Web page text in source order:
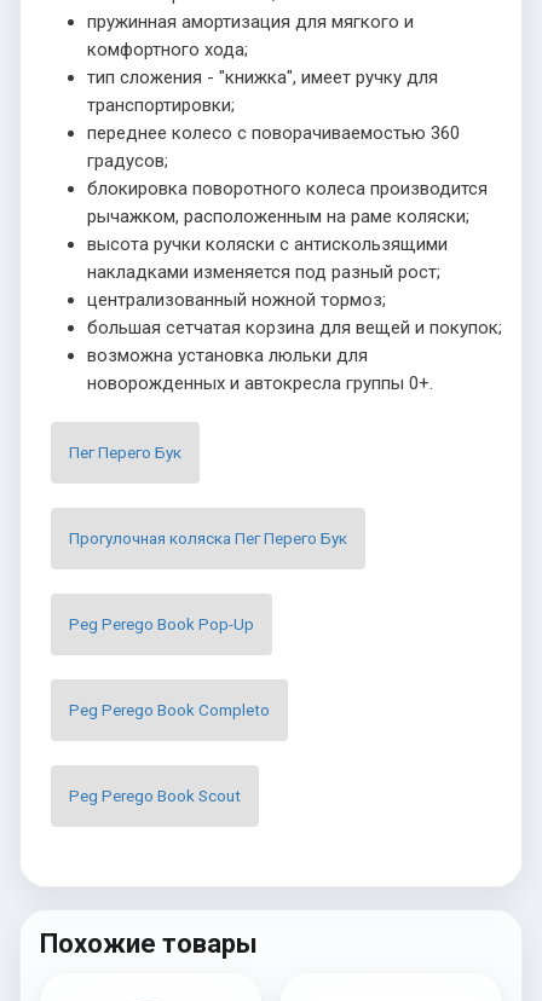
пружинная амортизация для мягкого и
комфортного хода;
тип сложения - "книжка", имеет ручку для
транспортировки;
переднее колесо с поворачиваемостью 360
градусов;
блокировка поворотного колеса производится
рычажком, расположенным на раме коляски;
высота ручки коляски с антискользящими
накладками изменяется под разный рост;
централизованный ножной тормоз;
большая сетчатая корзина для вещей и покупок;
возможна установка люльки для
новорожденных и автокресла группы 0+.
Пег Перего Бук
Прогулочная коляска Пег Перего Бук
Peg Perego Book Pop-Up
Peg Perego Book Completo
Peg Perego Book Scout
Похожие товары